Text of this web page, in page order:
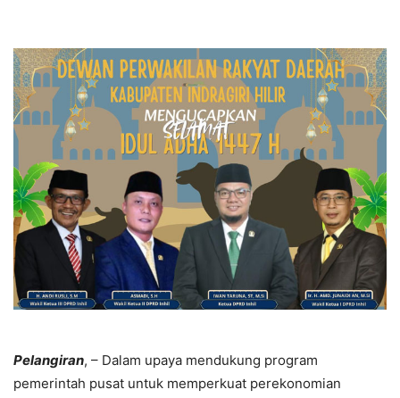
Pelangiran, – Dalam upaya mendukung program
pemerintah pusat untuk memperkuat perekonomian